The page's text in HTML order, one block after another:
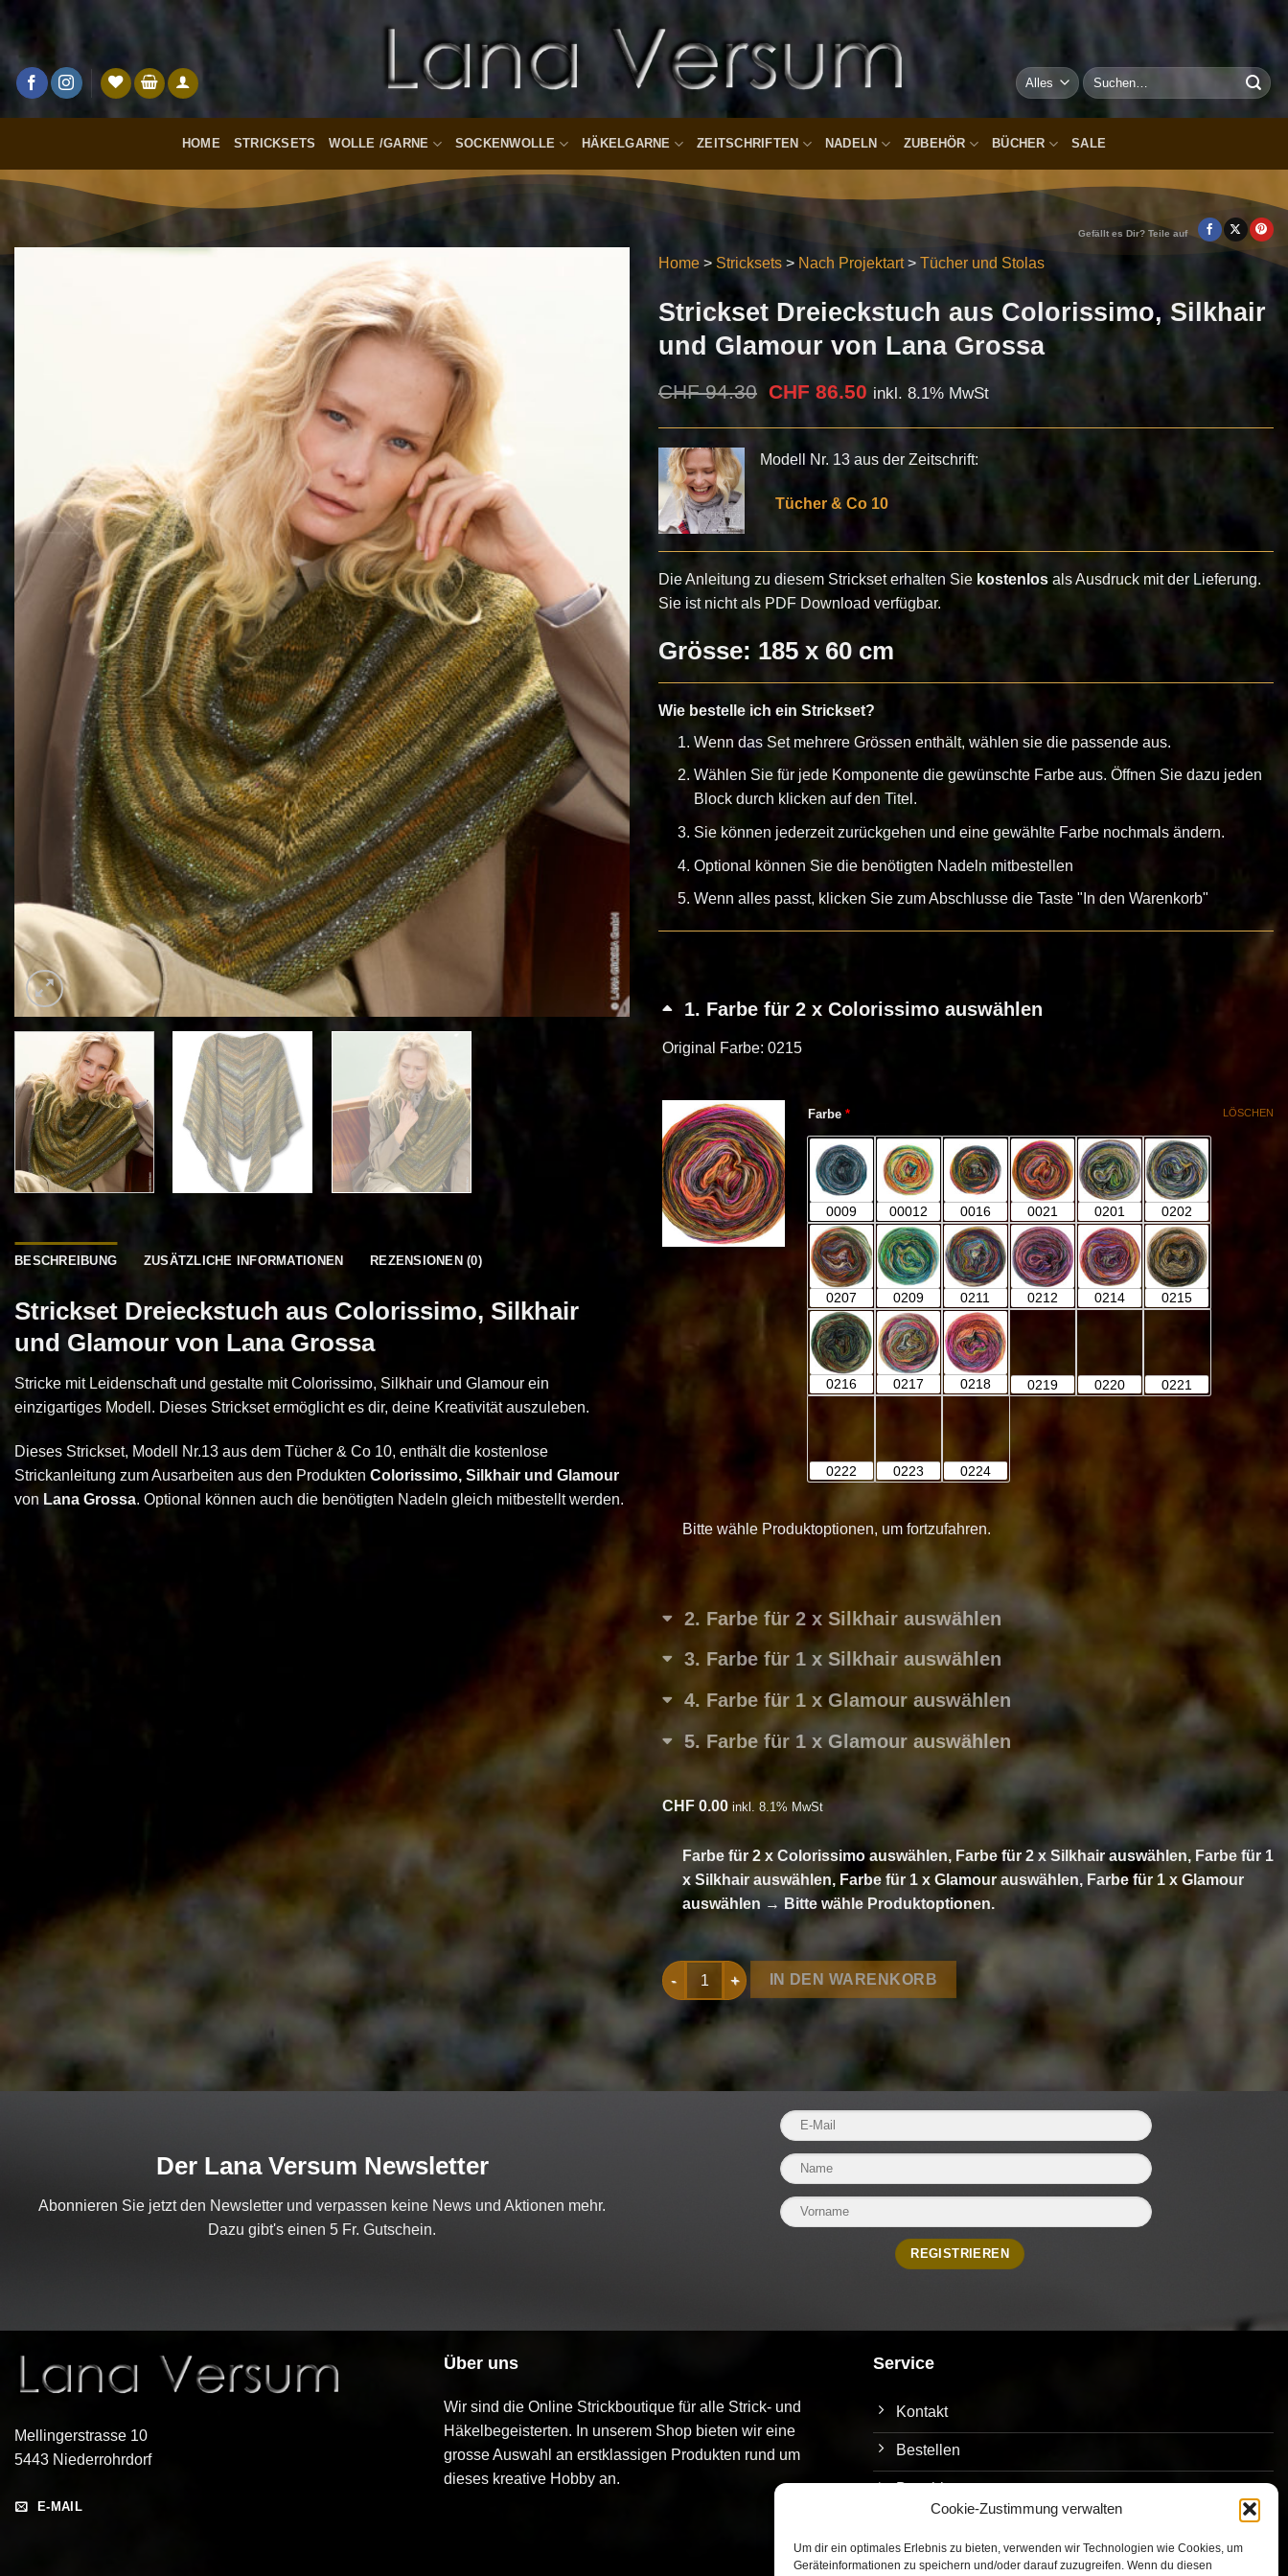
Cookie-Zustimmung verwalten
Um dir ein optimales Erlebnis zu bieten, verwenden wir Technologien wie Cookies, um
Geräteinformationen zu speichern und/oder darauf zuzugreifen. Wenn du diesen
Suchen
nach:
HOME STRICKSETS WOLLE /GARNE SOCKENWOLLE HÄKELGARNE ZEITSCHRIFTEN NADELN ZUBEHÖR BÜCHER SALE
BESCHREIBUNG ZUSÄTZLICHE INFORMATIONEN REZENSIONEN (0)
Strickset Dreieckstuch aus Colorissimo, Silkhair
und Glamour von Lana Grossa
Stricke mit Leidenschaft und gestalte mit Colorissimo, Silkhair und Glamour ein
einzigartiges Modell. Dieses Strickset ermöglicht es dir, deine Kreativität auszuleben.
Dieses Strickset, Modell Nr.13 aus dem Tücher & Co 10, enthält die kostenlose
Strickanleitung zum Ausarbeiten aus den Produkten Colorissimo, Silkhair und Glamour
von Lana Grossa. Optional können auch die benötigten Nadeln gleich mitbestellt werden.
Gefällt es Dir? Teile auf
Home > Stricksets > Nach Projektart> Tücher und Stolas
Strickset Dreieckstuch aus Colorissimo, Silkhair
und Glamour von Lana Grossa
CHF94.30 Ursprünglicher
war:
CHF 86.50 Aktueller
ist:
inkl. 8.1% MwSt
Modell Nr. 13 aus der Zeitschrift:
Tücher & Co 10
Die Anleitung zu diesem Strickset erhalten Sie kostenlos als Ausdruck mit der Lieferung.
Sie ist nicht als PDF Download verfügbar.
Grösse: 185 x 60 cm
Wie bestelle ich ein Strickset?
Wenn das Set mehrere Grössen enthält, wählen sie die passende aus.
Wählen Sie für jede Komponente die gewünschte Farbe aus. Öffnen Sie dazu jeden
Block durch klicken auf den Titel.
Sie können jederzeit zurückgehen und eine gewählte Farbe nochmals ändern.
Optional können Sie die benötigten Nadeln mitbestellen
Wenn alles passt, klicken Sie zum Abschlusse die Taste "In den Warenkorb"
1 Farbe für 2 x Colorissimo auswählen
Original Farbe: 0215
Farbe (für Colorissimo)
*
0009 00012 0016 0021 0201 0202
0207 0209 0211 0212 0214 0215
0216 0217 0218 0219 0220 0221
0222 0223 0224
LÖSCHEN
Bitte wähle Produktoptionen, um fortzufahren.
2 Farbe für 2 x Silkhair auswählen
3 Farbe für 1 x Silkhair auswählen
4 Farbe für 1 x Glamour auswählen
5 Farbe für 1 x Glamour auswählen
CHF 0.00 inkl. 8.1% MwSt
Farbe für 2 x Colorissimo auswählen, Farbe für 2 x Silkhair auswählen, Farbe für 1
x Silkhair auswählen, Farbe für 1 x Glamour auswählen, Farbe für 1 x Glamour
auswählen → Bitte wähle Produktoptionen.
Strickset Dreieckstuch aus Colorissimo, Silkhair und Glamour von Lana Grossa Menge
IN DEN WARENKORB
Der Lana Versum Newsletter
Abonnieren Sie jetzt den Newsletter und verpassen keine News und Aktionen mehr.
Dazu gibt's einen 5 Fr. Gutschein.
Mellingerstrasse 10
5443 Niederrohrdorf
E-MAIL
Über uns
Wir sind die Online Strickboutique für alle Strick- und
Häkelbegeisterten. In unserem Shop bieten wir eine
grosse Auswahl an erstklassigen Produkten rund um
dieses kreative Hobby an.
Service
Kontakt
Bestellen
Bezahlen
Umtausch/Rückgabe